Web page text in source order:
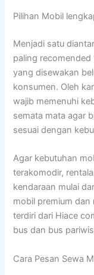
Pilihan Mobil
Menjadi satu
paling recomended
yang disewakan
konsumen. Oleh
wajib memenuhi
semata mata agar
sesuai dengan
Agar kebutuhan
terakomodir,
kendaraan mulai
mobil premium
terdiri dari Hiace
bus dan bus
Cara Pesan Sewa